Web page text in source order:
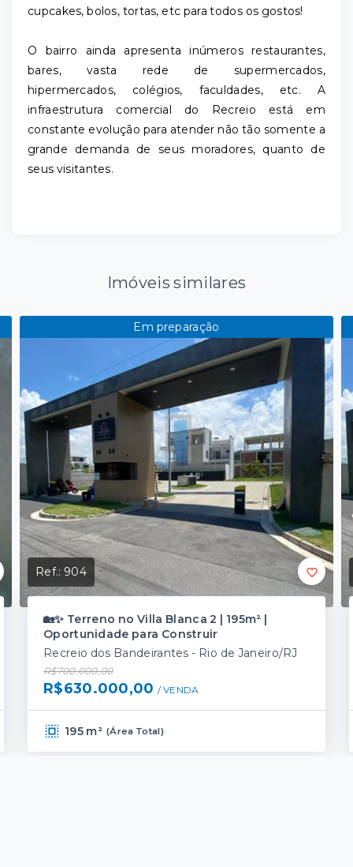
cupcakes, bolos, tortas, etc para todos os gostos!
O bairro ainda apresenta inúmeros restaurantes,
bares, vasta rede de supermercados,
hipermercados, colégios, faculdades, etc. A
infraestrutura comercial do Recreio está em
constante evolução para atender não tão somente a
grande demanda de seus moradores, quanto de
seus visitantes.
Imóveis similares
Em preparação
Ref.: 904
🏡✨ Terreno no Villa Blanca 2 | 195m² |
Oportunidade para Construir
Recreio dos Bandeirantes - Rio de Janeiro/RJ
R$700.000,00
R$630.000,00 / VENDA
195 m² (Área Total)